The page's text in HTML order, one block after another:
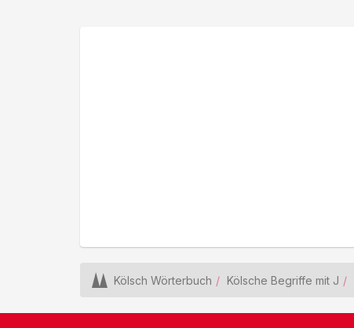
Kölsch Wörterbuch Kölsche Begriffe mit J